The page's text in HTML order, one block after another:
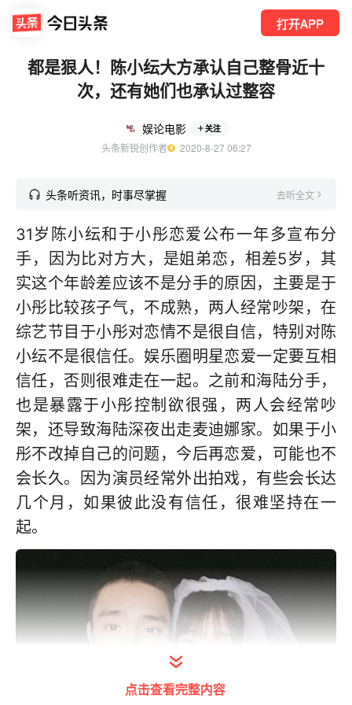
打开APP
都是狠人！陈小纭大方承认自己整骨近十
次，还有她们也承认过整容
娱论电影 关注
头条新锐创作者
  2020-8-27 06:27
头条听资讯，时事尽掌握 去听全文
31岁陈小纭和于小彤恋爱公布一年多宣布分
手，因为比对方大，是姐弟恋，相差5岁，其
实这个年龄差应该不是分手的原因，主要是于
小彤比较孩子气，不成熟，两人经常吵架，在
综艺节目于小彤对恋情不是很自信，特别对陈
小纭不是很信任。娱乐圈明星恋爱一定要互相
信任，否则很难走在一起。之前和海陆分手，
也是暴露于小彤控制欲很强，两人会经常吵
架，还导致海陆深夜出走麦迪娜家。如果于小
彤不改掉自己的问题，今后再恋爱，可能也不
会长久。因为演员经常外出拍戏，有些会长达
几个月，如果彼此没有信任，很难坚持在一
起。
点击查看完整内容